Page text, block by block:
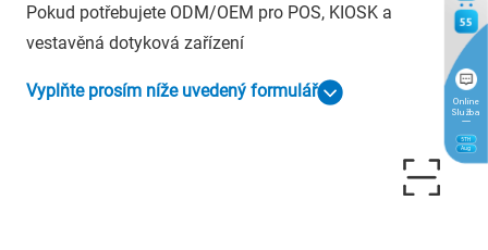
Pokud potřebujete ODM/OEM pro POS, KIOSK a
vestavěná dotyková zařízení
Vyplňte prosím níže uvedený formulář
55
Online
Služba
5TH
Aug